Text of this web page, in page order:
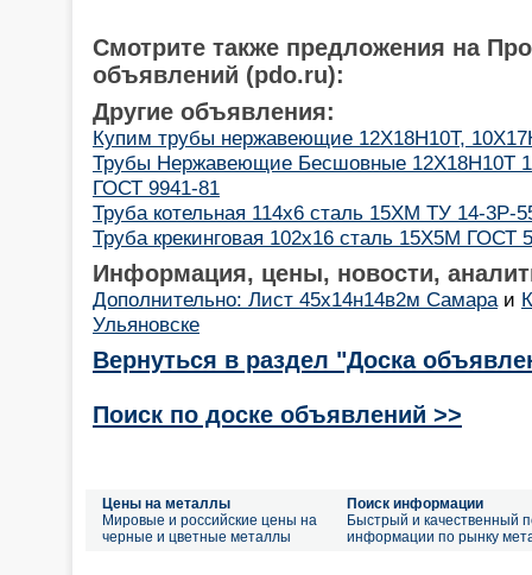
Смотрите также предложения на
объявлений (pdo.ru):
Другие объявления:
Купим трубы нержавеющие 12Х18Н10Т,
Трубы Нержавеющие Бесшовные 12Х18Н10Т
ГОСТ 9941-81
Труба котельная 114x6 сталь 15ХМ ТУ 14-3Р-
Труба крекинговая 102x16 сталь 15Х5М ГОСТ
Информация, цены, новости,
Дополнительно: Лист 45х14н14в2м Самара и
Ульяновске
Вернуться в раздел "Доска
Поиск по доске объявлений >>
Цены на металлы
Мировые и российские цены на
черные и цветные металлы
Поиск информации
Быстрый и качественный
информации по рынку